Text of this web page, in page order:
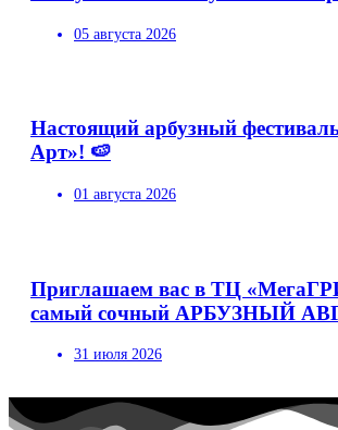
05 августа 2026
Настоящий арбузный
Арт»! 🍉
01 августа 2026
Приглашаем вас в ТЦ
самый сочный АРБУЗНЫЙ
31 июля 2026